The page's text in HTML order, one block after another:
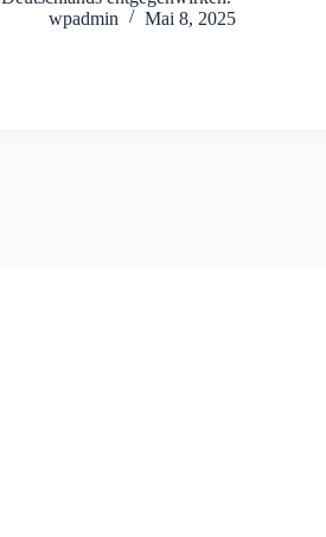
wpadmin
Mai 8, 2025